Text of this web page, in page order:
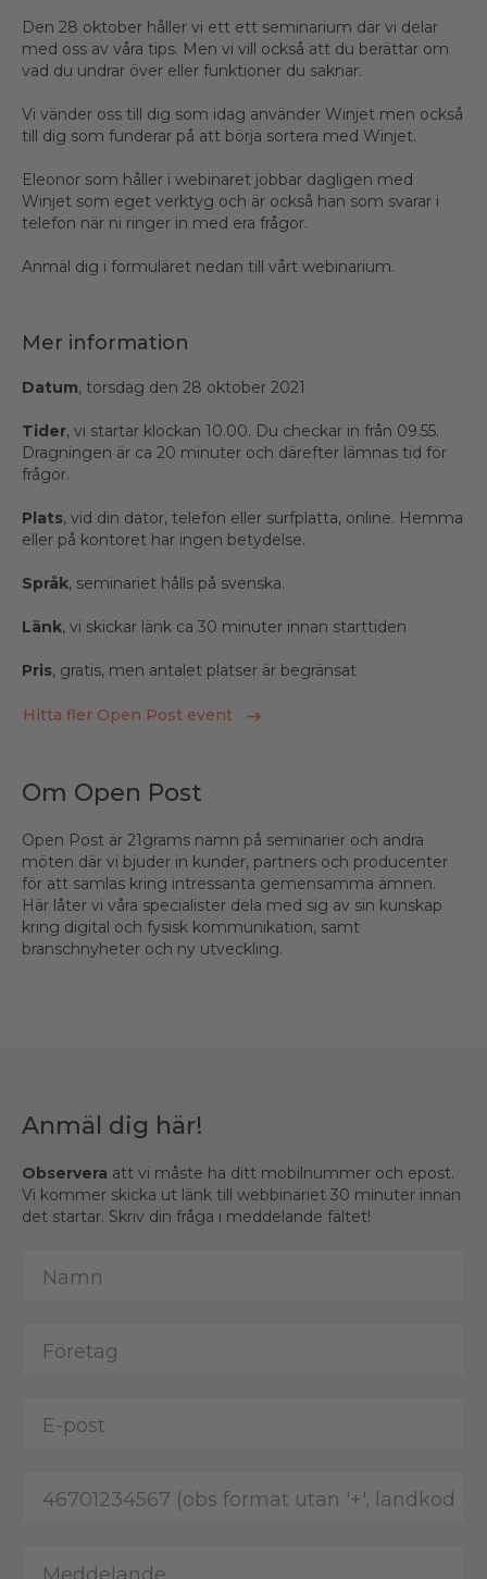
Den 28 oktober håller vi ett ett seminarium där vi delar
med oss av våra tips. Men vi vill också att du berättar om
vad du undrar över eller funktioner du saknar.
Vi vänder oss till dig som idag använder Winjet men också
till dig som funderar på att börja sortera med Winjet.
Eleonor som håller i webinaret jobbar dagligen med
Winjet som eget verktyg och är också han som svarar i
telefon när ni ringer in med era frågor.
Anmäl dig i formuläret nedan till vårt webinarium.
Mer information
Datum, torsdag den 28 oktober 2021
Tider, vi startar klockan 10.00. Du checkar in från 09.55.
Dragningen är ca 20 minuter och därefter lämnas tid för
frågor.
Plats, vid din dator, telefon eller surfplatta, online. Hemma
eller på kontoret har ingen betydelse.
Språk, seminariet hålls på svenska.
Länk, vi skickar länk ca 30 minuter innan starttiden
Pris, gratis, men antalet platser är begränsat
Hitta fler Open Post event
Om Open Post
Open Post är 21grams namn på seminarier och andra
möten där vi bjuder in kunder, partners och producenter
för att samlas kring intressanta gemensamma ämnen.
Här låter vi våra specialister dela med sig av sin kunskap
kring digital och fysisk kommunikation, samt
branschnyheter och ny utveckling.
Anmäl dig här!
Observera att vi måste ha ditt mobilnummer och epost.
Vi kommer skicka ut länk till webbinariet 30 minuter innan
det startar. Skriv din fråga i meddelande fältet!